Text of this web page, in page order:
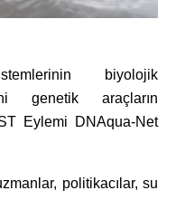
biyolojik
genetik araçların
Eylemi DNAqua-Net
politikacılar, su